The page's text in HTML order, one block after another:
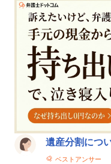
遺産分割につ
ベストアンサー